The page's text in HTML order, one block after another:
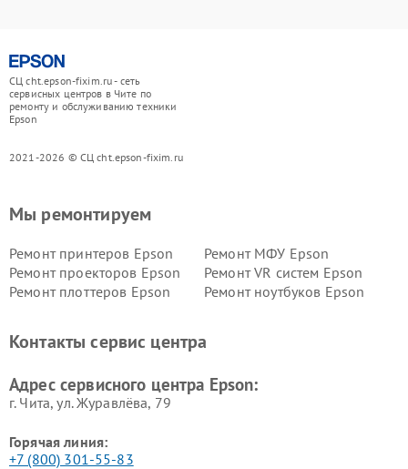
СЦ cht.epson-fixim.ru - сеть
сервисных центров в Чите по
ремонту и обслуживанию техники
Epson
2021-2026 © СЦ cht.epson-fixim.ru
Мы ремонтируем
Ремонт принтеров Epson
Ремонт МФУ Epson
Ремонт проекторов Epson
Ремонт VR систем Epson
Ремонт плоттеров Epson
Ремонт ноутбуков Epson
Контакты сервис центра
Адрес сервисного центра Epson:
г. Чита, ул. Журавлёва, 79
Горячая линия:
+7 (800) 301-55-83